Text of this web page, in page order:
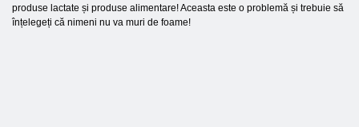
produse lactate și produse alimentare! Aceasta este o problemă și trebuie să
înțelegeți că nimeni nu va muri de foame!